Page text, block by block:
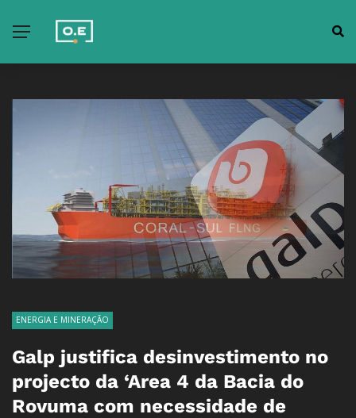
ENERGIA E MINERAÇÃO
Galp justifica desinvestimento no
projecto da ‘Area 4 da Bacia do
Rovuma com necessidade de